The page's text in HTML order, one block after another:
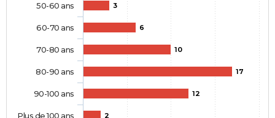
3
6
10
17
12
2
50-60 ans
60-70 ans
70-80 ans
80-90 ans
90-100 ans
Plus de 100 ans